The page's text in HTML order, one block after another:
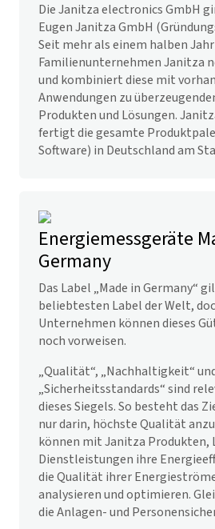
Die Janitza electronics GmbH
Eugen Janitza GmbH
Seit mehr als einem halben
Familienunternehmen Janitza
und kombiniert diese mit
Anwendungen zu
Produkten und Lösungen.
fertigt die gesamte
Software) in Deutschland am
Energiemessgeräte
Germany
Das Label „Made in Germany“
beliebtesten Label der Welt,
Unternehmen können dieses
noch vorweisen.
„Qualität“, „Nachhaltigkeit“
„Sicherheitsstandards“ sind
dieses Siegels. So besteht das
nur darin, höchste Qualität
können mit Janitza Produkten,
Dienstleistungen ihre
die Qualität ihrer
analysieren und optimieren.
die Anlagen- und